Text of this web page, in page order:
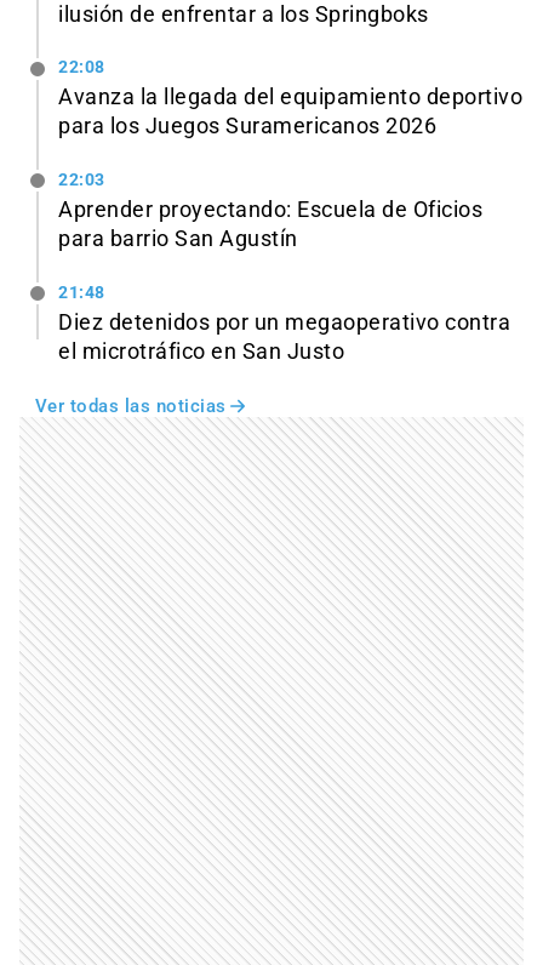
ilusión de enfrentar a los Springboks
22:08
Avanza la llegada del equipamiento deportivo
para los Juegos Suramericanos 2026
22:03
Aprender proyectando: Escuela de Oficios
para barrio San Agustín
21:48
Diez detenidos por un megaoperativo contra
el microtráfico en San Justo
Ver todas las noticias